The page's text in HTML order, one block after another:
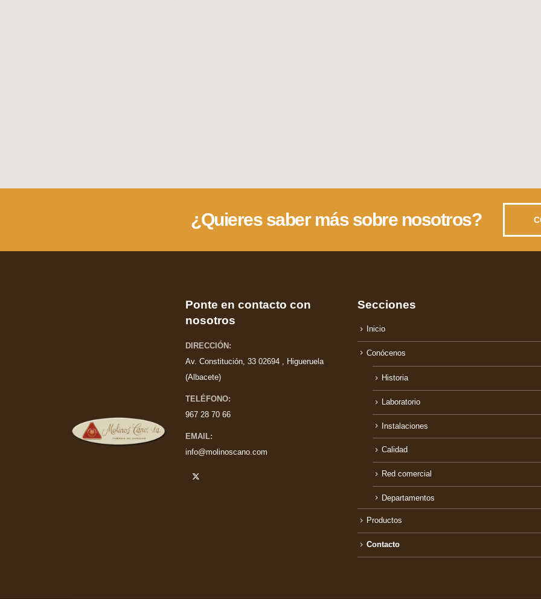
¿Quieres saber más sobre nosotros?
Ponte en contacto con
nosotros
DIRECCIÓN:
Av. Constitución, 33 02694 , Higueruela
(Albacete)
TELÉFONO:
967 28 70 66
EMAIL:
info@molinoscano.com
Secciones
Inicio
Conócenos
Historia
Laboratorio
Instalaciones
Calidad
Red comercial
Departamentos
Productos
Contacto